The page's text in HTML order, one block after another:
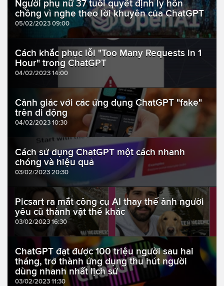
Người phụ nữ 37 tuổi quyết định ly hôn
chồng vì nghe theo lời khuyên của ChatGPT
05/02/2023 09:00
Cách khắc phục lỗi "Too Many Requests in 1
Hour" trong ChatGPT
04/02/2023 14:00
Cảnh giác với các ứng dụng ChatGPT "fake"
trên di động
04/02/2023 10:30
Cách sử dụng ChatGPT một cách nhanh
chóng và hiệu quả
03/02/2023 20:30
Picsart ra mắt công cụ AI thay thế ảnh người
yêu cũ thành vật thể khác
03/02/2023 16:30
ChatGPT đạt được 100 triệu người sau hai
tháng, trở thành ứng dụng thu hút người
dùng nhanh nhất lịch sử
03/02/2023 11:30